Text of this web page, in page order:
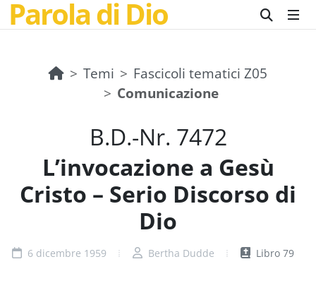
Parola di Dio
Temi
Fascicoli tematici Z05
Comunicazione
B.D.-Nr. 7472
L’invocazione a Gesù
Cristo – Serio Discorso di
Dio
6 dicembre 1959 Bertha Dudde Libro 79